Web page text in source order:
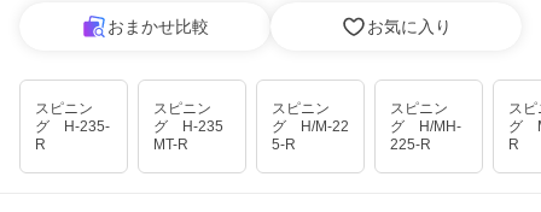
おまかせ比較 お気に入り
スピニン
グ H-235-
R
スピニン
グ H-235
MT-R
スピニン
グ H/M-22
5-R
スピニン
グ H/MH-
225-R
ス
グ
R